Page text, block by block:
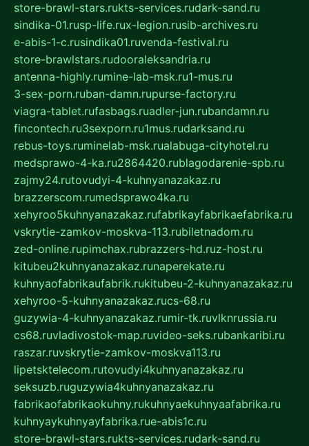
store-brawl-stars.rukts-services.rudark-sand.ru
sindika-01.rusp-life.rux-legion.rusib-archives.ru
e-abis-1-c.rusindika01.ruvenda-festival.ru
store-brawlstars.rudooraleksandria.ru
antenna-highly.rumine-lab-msk.ru1-mus.ru
3-sex-porn.ruban-damn.rupurse-factory.ru
viagra-tablet.rufasbags.ruadler-jun.rubandamn.ru
fincontech.ru3sexporn.ru1mus.rudarksand.ru
rebus-toys.ruminelab-msk.rualabuga-cityhotel.ru
medsprawo-4-ka.ru2864420.rublagodarenie-spb.ru
zajmy24.rutovudyi-4-kuhnyanazakaz.ru
brazzerscom.rumedsprawo4ka.ru
xehyroo5kuhnyanazakaz.rufabrikayfabrikaefabrika.ru
vskrytie-zamkov-moskva-113.rubiletnadom.ru
zed-online.rupimchax.rubrazzers-hd.ruz-host.ru
kitubeu2kuhnyanazakaz.runaperekate.ru
kuhnyaofabrikaufabrik.rukitubeu-2-kuhnyanazakaz.ru
xehyroo-5-kuhnyanazakaz.rucs-68.ru
guzywia-4-kuhnyanazakaz.rumir-tk.ruvlknrussia.ru
cs68.ruvladivostok-map.ruvideo-seks.rubankaribi.ru
raszar.ruvskrytie-zamkov-moskva113.ru
lipetsktelecom.rutovudyi4kuhnyanazakaz.ru
seksuzb.ruguzywia4kuhnyanazakaz.ru
fabrikaofabrikaokuhny.rukuhnyaekuhnyaafabrika.ru
kuhnyaykuhnyayfabrika.rue-abis1c.ru
store-brawl-stars.rukts-services.rudark-sand.ru